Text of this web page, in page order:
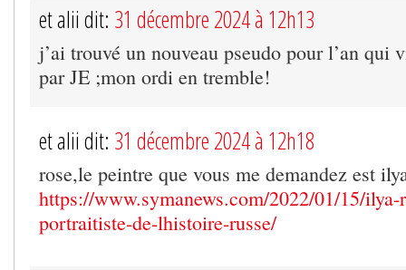
et alii dit: 31 décembre 2024 à 12h13
j’ai trouvé un nouveau pseudo pour l’an qui
par JE ;mon ordi en tremble!
et alii dit: 31 décembre 2024 à 12h18
rose,le peintre que vous me demandez est
https://www.symanews.com/2022/01/15/
portraitiste-de-lhistoire-russe/